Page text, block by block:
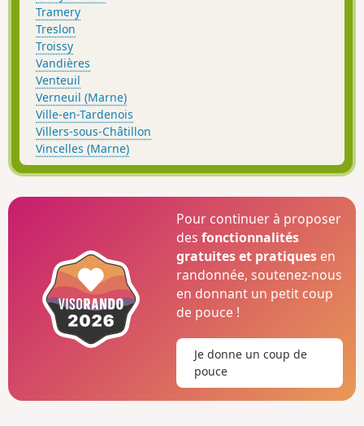
Tramery
Treslon
Troissy
Vandières
Venteuil
Verneuil (Marne)
Ville-en-Tardenois
Villers-sous-Châtillon
Vincelles (Marne)
Pour continuer à proposer
desfonctionnalités
gratuites et pratiques en
randonnée, soutenez-nous
en donnant un petit coup
de pouce !
Je donne un coup de
pouce